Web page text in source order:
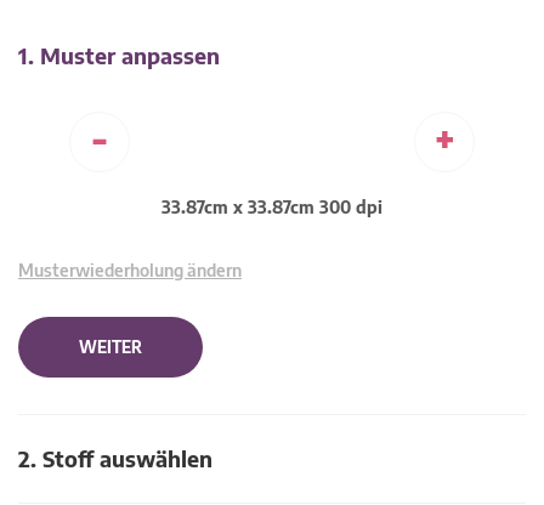
1. Muster anpassen
- +
33.87cm x 33.87cm 300 dpi
Musterwiederholung ändern
WEITER
2. Stoff auswählen